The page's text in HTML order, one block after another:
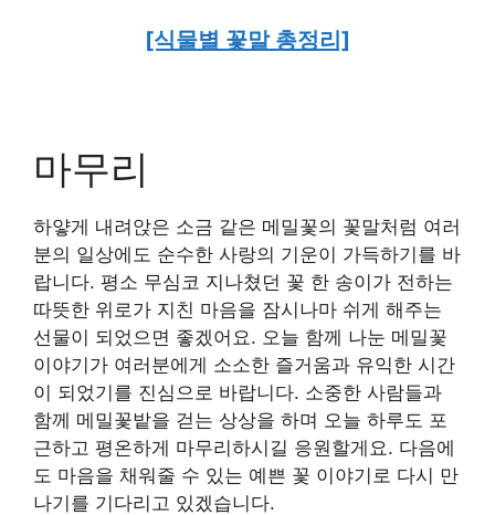
[식물별 꽃말 총정리]
마무리
하얗게 내려앉은 소금 같은 메밀꽃의 꽃말처럼 여러
분의 일상에도 순수한 사랑의 기운이 가득하기를 바
랍니다. 평소 무심코 지나쳤던 꽃 한 송이가 전하는
따뜻한 위로가 지친 마음을 잠시나마 쉬게 해주는
선물이 되었으면 좋겠어요. 오늘 함께 나눈 메밀꽃
이야기가 여러분에게 소소한 즐거움과 유익한 시간
이 되었기를 진심으로 바랍니다. 소중한 사람들과
함께 메밀꽃밭을 걷는 상상을 하며 오늘 하루도 포
근하고 평온하게 마무리하시길 응원할게요. 다음에
도 마음을 채워줄 수 있는 예쁜 꽃 이야기로 다시 만
나기를 기다리고 있겠습니다.